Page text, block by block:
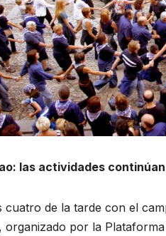
las actividades continúan
cuatro de la tarde con el
, organizado por la